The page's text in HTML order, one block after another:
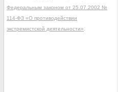
Федеральным законом от 25.07.2002 №
114-ФЗ «О противодействии
экстремистской деятельности»